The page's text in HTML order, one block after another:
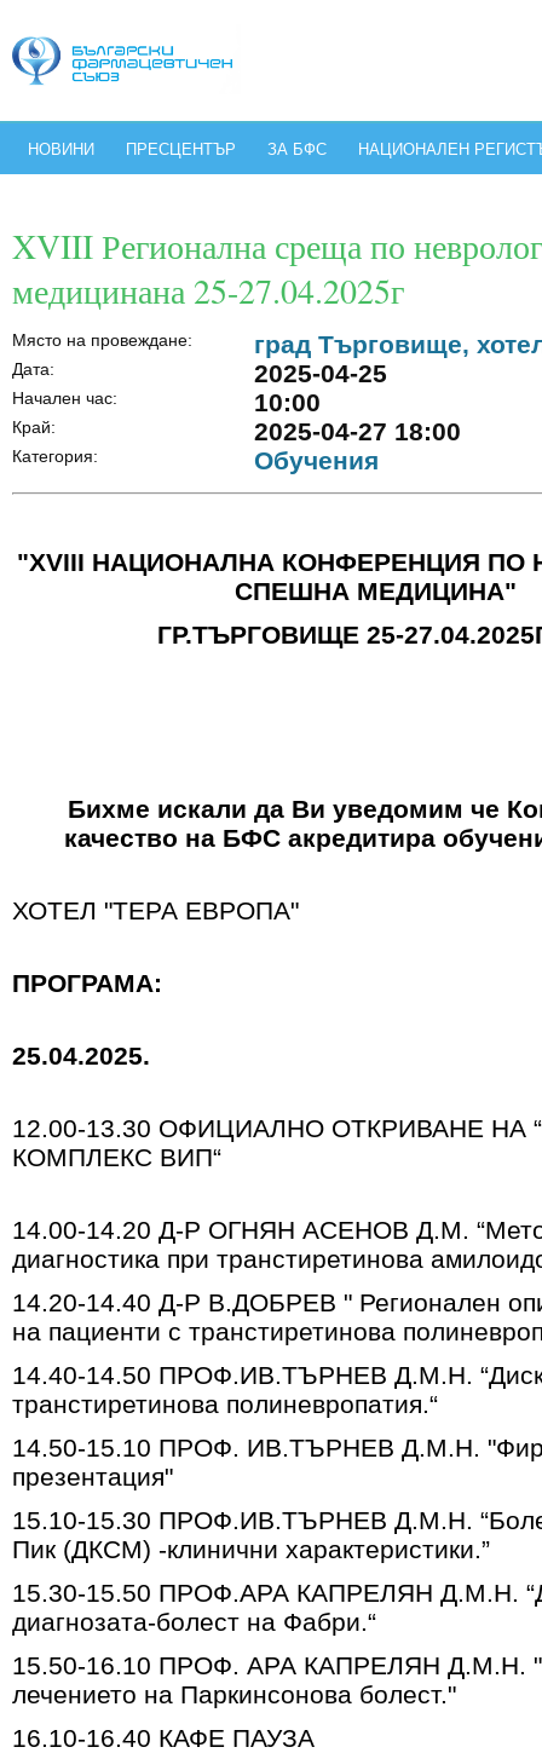
НОВИНИ ПРЕСЦЕНТЪР ЗА БФС НАЦИОНАЛЕН
XVIII Регионална среща по
медицинана 25-27.04.2025г
Място на провеждане: град Търговище,
Дата: 2025-04-25
Начален час: 10:00
Край: 2025-04-27 18:00
Категория: Обучения
"XVIII НАЦИОНАЛНА КОНФЕРЕНЦИЯ ПО
СПЕШНА МЕДИЦИНА"
ГР.ТЪРГОВИЩЕ 25-
Бихме искали да Ви уведомим че
качество на БФС акредитира
ХОТЕЛ "ТЕРА ЕВРОПА"
ПРОГРАМА:
25.04.2025.
12.00-13.30 ОФИЦИАЛНО ОТКРИВАНЕ НА
КОМПЛЕКС ВИП“
14.00-14.20 Д-Р ОГНЯН АСЕНОВ Д.М.
диагностика при транстиретинова
14.20-14.40 Д-Р В.ДОБРЕВ " Регионален
на пациенти с транстиретинова
14.40-14.50 ПРОФ.ИВ.ТЪРНЕВ Д.М.Н.
транстиретинова полиневропатия.“
14.50-15.10 ПРОФ. ИВ.ТЪРНЕВ Д.М.Н.
презентация"
15.10-15.30 ПРОФ.ИВ.ТЪРНЕВ Д.М.Н.
Пик (ДКСМ) -клинични характеристики.”
15.30-15.50 ПРОФ.АРА КАПРЕЛЯН Д.М.Н.
диагнозата-болест на Фабри.“
15.50-16.10 ПРОФ. АРА КАПРЕЛЯН Д.М.Н.
лечението на Паркинсонова болест."
16.10-16.40 КАФЕ ПАУЗА